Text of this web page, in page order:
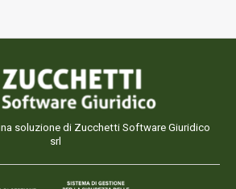
soluzione di Zucchetti Software Giuridico
srl